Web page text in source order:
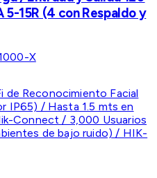
5-15R (4 con Respaldo y
X